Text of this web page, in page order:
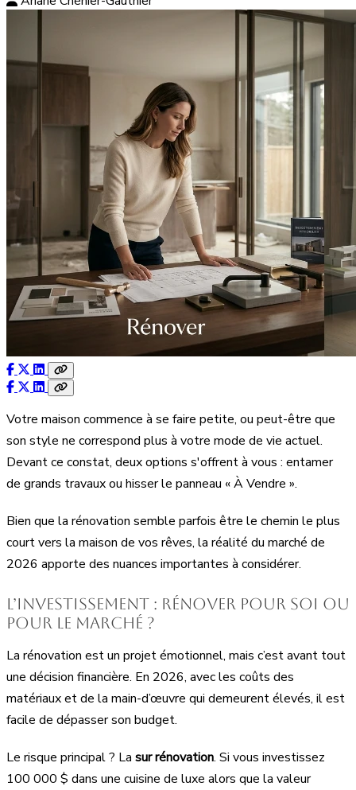
Votre maison commence à se faire petite, ou peut-être que
son style ne correspond plus à votre mode de vie actuel.
Devant ce constat, deux options s'offrent à vous : entamer
de grands travaux ou hisser le panneau « À Vendre ».
Bien que la rénovation semble parfois être le chemin le plus
court vers la maison de vos rêves, la réalité du marché de
2026 apporte des nuances importantes à considérer.
L’investissement : rénover pour soi ou
pour le marché ?
La rénovation est un projet émotionnel, mais c’est avant tout
une décision financière. En 2026, avec les coûts des
matériaux et de la main-d’œuvre qui demeurent élevés, il est
facile de dépasser son budget.
Le risque principal ? La sur rénovation. Si vous investissez
100 000 $ dans une cuisine de luxe alors que la valeur